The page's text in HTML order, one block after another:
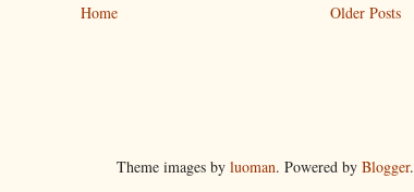
Older Posts
Home
Theme images by luoman. Powered by Blogger.